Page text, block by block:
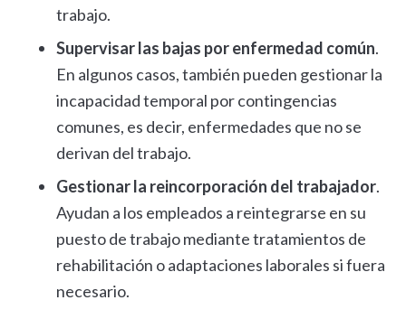
trabajo.
Supervisar las bajas por enfermedad común.
En algunos casos, también pueden gestionar la
incapacidad temporal por contingencias
comunes, es decir, enfermedades que no se
derivan del trabajo.
Gestionar la reincorporación del trabajador.
Ayudan a los empleados a reintegrarse en su
puesto de trabajo mediante tratamientos de
rehabilitación o adaptaciones laborales si fuera
necesario.